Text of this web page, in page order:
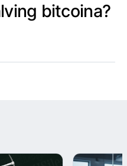
bitcoina?